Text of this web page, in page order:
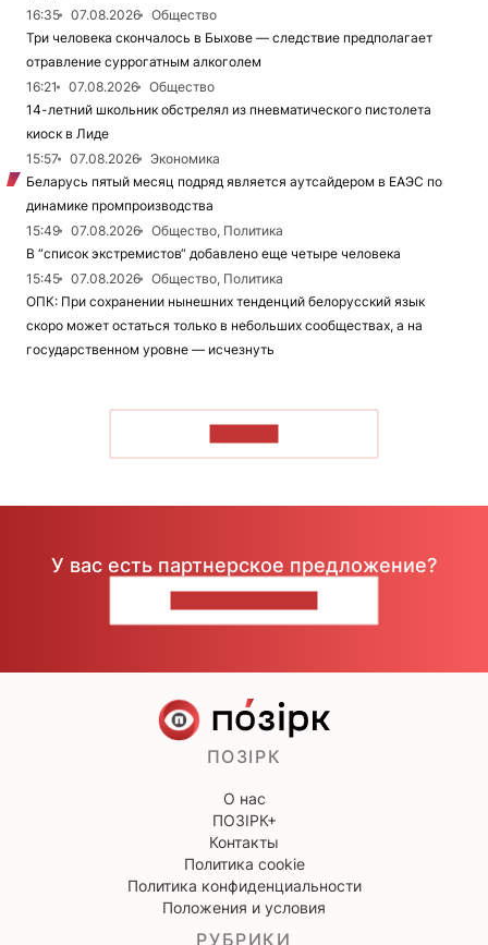
16:35
07.08.2026
Общество
Три человека скончалось в Быхове — следствие предполагает
отравление суррогатным алкоголем
16:21
07.08.2026
Общество
14-летний школьник обстрелял из пневматического пистолета
киоск в Лиде
15:57
07.08.2026
Экономика
Беларусь пятый месяц подряд является аутсайдером в ЕАЭС по
динамике промпроизводства
15:49
07.08.2026
Общество, Политика
В “список экстремистов“ добавлено еще четыре человека
15:45
07.08.2026
Общество, Политика
ОПК: При сохранении нынешних тенденций белорусский язык
скоро может остаться только в небольших сообществах, а на
государственном уровне — исчезнуть
У вас есть партнерское предложение?
ПОЗІРК
О нас
ПОЗІРК+
Контакты
Политика cookie
Политика конфиденциальности
Положения и условия
РУБРИКИ